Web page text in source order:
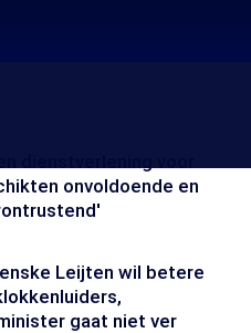
onvoldoende en
Leijten wil betere
gaat niet ver